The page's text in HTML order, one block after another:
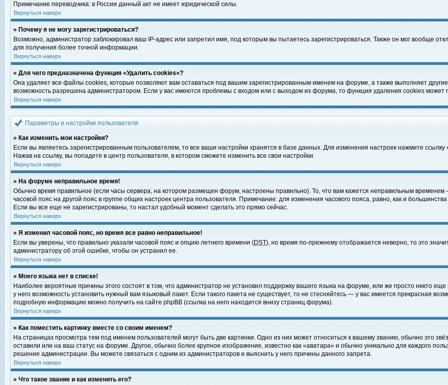
Примечание переводчика: в России данный акт не имеет юридической силы.
Вернуться наверх
» Почему я не могу зарегистрироваться?
Возможно, администратор заблокировал ваш IP-адрес или запретил имя, под которым вы пытаетесь зарегистрироваться. Также он мог вообще
для получения более точной информации.
Вернуться наверх
» Для чего предназначена функция «Удалить cookies»?
Она удаляет все файлы cookies, которые позволяют вам оставаться под вашим зарегистрированным именем на форуме, а также выполняет
возможность разрешена администратором. Если у вас имеются проблемы с входом или с выходом из форума, то функция удаления cookies
Вернуться наверх
Параметры и настройки пользователя
» Как изменить мои настройки?
Если вы являетесь зарегистрированным пользователем, то все ваши настройки хранятся в базе данных. Для изменения настроек нажмите
Нажав на ссылку, вы попадете в центр пользователя, в котором сможете изменить все свои настройки.
Вернуться наверх
» На форуме неправильное время!
Обычно время правильное (если часы сервера, на котором размещен форум, настроены правильно). То, что вам кажется неправильным
часовой пояс на другой пояс в группе общих настроек центра пользователя. Примечание: для изменения часового пояса, равно, как и
Если вы все еще не зарегистрированы, то настал удобный момент сделать это прямо сейчас.
Вернуться наверх
» Я изменил часовой пояс, но время все равно неправильное!
Если вы уверены, что правильно указали часовой пояс и опцию летнего времени (DST), но время по-прежнему отображается неверно, то это
администратору об этой ошибке, чтобы он устранил ее.
Вернуться наверх
» Моего языка нет в списке!
Наиболее вероятные причины этого состоят в том, что администратор не установил поддержку вашего языка на форуме, или же просто никто
у него возможность установить нужный вам языковый пакет. Если такого пакета не существует, то не стесняйтесь — у вас имеется прекрасная
подробную информацию можно получить на сайте phpBB (ссылка на него находится внизу страниц форума).
Вернуться наверх
» Как поместить картинку вместе со своим именем?
На страницах просмотра тем под именем пользователей могут быть две картинки. Одно из них может относиться к вашему званию, обычно это
оставили или на ваш статус на форуме. Другое, обычно более крупное изображение, известно как «аватара» и обычно уникально для каждого
решение администрации. Вы можете связаться с одним из администраторов и выяснить у него причины данного запрета.
Вернуться наверх
» Что такое звание и как изменить его?